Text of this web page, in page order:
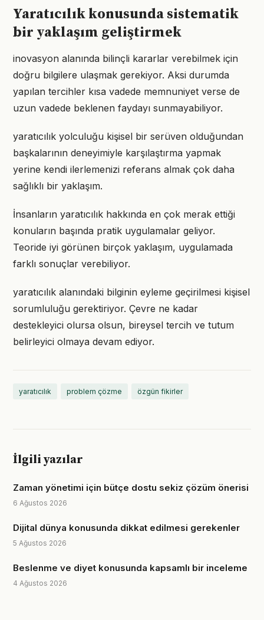
Yaratıcılık konusunda sistematik
bir yaklaşım geliştirmek
inovasyon alanında bilinçli kararlar verebilmek için
doğru bilgilere ulaşmak gerekiyor. Aksi durumda
yapılan tercihler kısa vadede memnuniyet verse de
uzun vadede beklenen faydayı sunmayabiliyor.
yaratıcılık yolculuğu kişisel bir serüven olduğundan
başkalarının deneyimiyle karşılaştırma yapmak
yerine kendi ilerlemenizi referans almak çok daha
sağlıklı bir yaklaşım.
İnsanların yaratıcılık hakkında en çok merak ettiği
konuların başında pratik uygulamalar geliyor.
Teoride iyi görünen birçok yaklaşım, uygulamada
farklı sonuçlar verebiliyor.
yaratıcılık alanındaki bilginin eyleme geçirilmesi kişisel
sorumluluğu gerektiriyor. Çevre ne kadar
destekleyici olursa olsun, bireysel tercih ve tutum
belirleyici olmaya devam ediyor.
yaratıcılık problem çözme özgün fikirler
İlgili yazılar
Zaman yönetimi için bütçe dostu sekiz çözüm önerisi
6 Ağustos 2026
Dijital dünya konusunda dikkat edilmesi gerekenler
5 Ağustos 2026
Beslenme ve diyet konusunda kapsamlı bir inceleme
4 Ağustos 2026